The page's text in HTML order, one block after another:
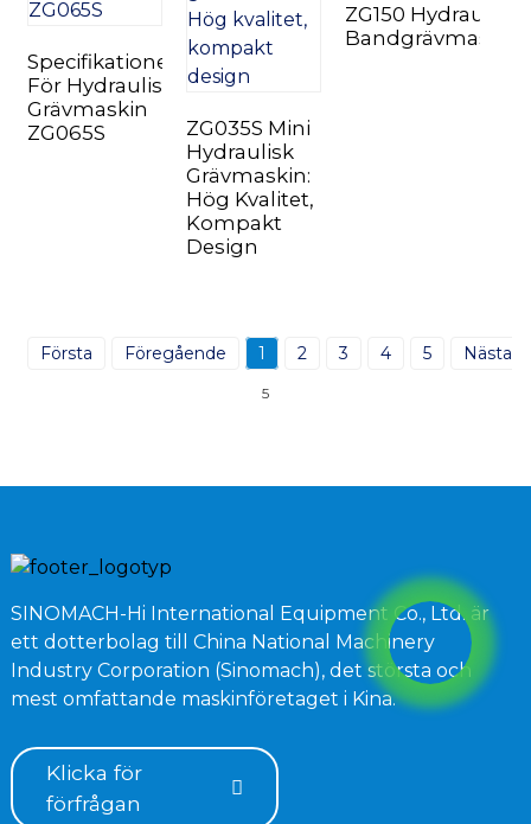
Specifikationer
För Hydraulisk
Grävmaskin
ZG065S
ZG035S Mini
Hydraulisk
Grävmaskin:
Hög Kvalitet,
Kompakt
Design
ZG150 Hydraulisk
Bandgrävmaskin
Första Föregående 1 2 3 4 5 Nästa
5
SINOMACH-Hi International Equipment Co., Ltd. är
ett dotterbolag till China National Machinery
Industry Corporation (Sinomach), det största och
mest omfattande maskinföretaget i Kina.
Klicka för
förfrågan